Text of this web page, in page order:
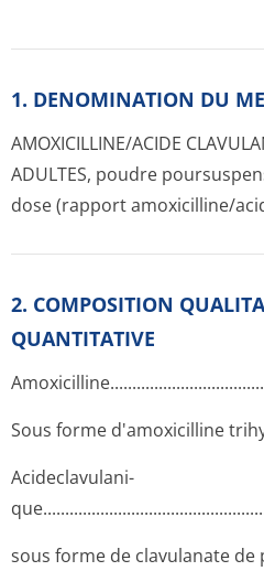
1. DENOMINATION DU
AMOXICILLINE/ACIDE
ADULTES, poudre
dose (rapport amoxicilline/
2. COMPOSITION
QUANTITATIVE
Sous forme d'amoxicilline
Acideclavulani­
sous forme de clavulanate de